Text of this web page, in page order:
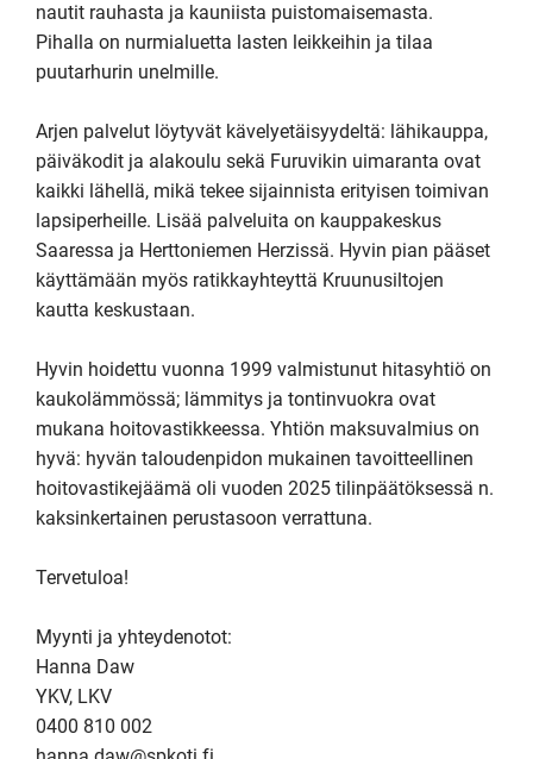
nautit rauhasta ja kauniista puistomaisemasta.
Pihalla on nurmialuetta lasten leikkeihin ja tilaa
puutarhurin unelmille.
Arjen palvelut löytyvät kävelyetäisyydeltä: lähikauppa,
päiväkodit ja alakoulu sekä Furuvikin uimaranta ovat
kaikki lähellä, mikä tekee sijainnista erityisen toimivan
lapsiperheille. Lisää palveluita on kauppakeskus
Saaressa ja Herttoniemen Herzissä. Hyvin pian pääset
käyttämään myös ratikkayhteyttä Kruunusiltojen
kautta keskustaan.
Hyvin hoidettu vuonna 1999 valmistunut hitasyhtiö on
kaukolämmössä; lämmitys ja tontinvuokra ovat
mukana hoitovastikkeessa. Yhtiön maksuvalmius on
hyvä: hyvän taloudenpidon mukainen tavoitteellinen
hoitovastikejäämä oli vuoden 2025 tilinpäätöksessä n.
kaksinkertainen perustasoon verrattuna.
Tervetuloa!
Myynti ja yhteydenotot:
Hanna Daw
YKV, LKV
0400 810 002